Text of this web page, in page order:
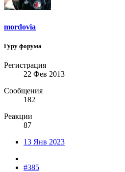
mordovia
Гуру форума
Регистрация
22 Фев 2013
Сообщения
182
Реакции
87
13 Янв 2023
#385